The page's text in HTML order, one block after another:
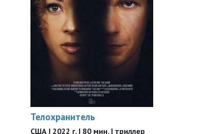
Телохранитель
США | 2022 г. | 80 мин. | триллер